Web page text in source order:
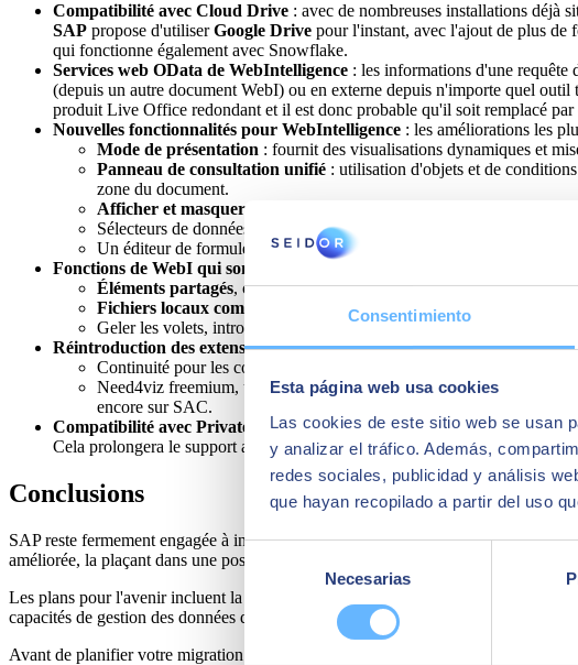
Consentimiento
Esta página web usa cookies
Las cookies de este sitio web se usan
y analizar el tráfico. Además,
redes sociales, publicidad y análisis
que hayan recopilado a partir del uso
Selección
consentimiento
Necesarias
Compatibilité avec Cloud Drive : avec de nombreuses installations déjà
SAP propose d'utiliserGoogle Drive pour l'instant, avec l'ajout de plus de
qui fonctionne également avec Snowflake.
Services web OData de WebIntelligence : les informations d'une requête
(depuis un autre document WebI) ou en externe depuis n'importe quel
produit Live Office redondant et il est donc probable qu'il soit remplacé par
Nouvelles fonctionnalités pour WebIntelligence : les améliorations les
Mode de présentation : fournit des visualisations dynamiques et
Panneau de consultation unifié : utilisation d'objets et de
zone du document.
Afficher et masquer les onglets
Sélecteurs de données améliorés et plus utilisables.
Un éditeur de formules amélioré avec plus d'espace et une meilleure
Fonctions de WebI qui sont de retour
Éléments partagés, c'est-à-dire des éléments WebI construits une
Fichiers locaux comme source
, en utilisant MS Excel ou des
Geler les volets, introduit pour la première fois dans la version 4.2.
Réintroduction des extensions WebI: avec une compatibilité
Continuité pour les compléments payants tels que les cartes
Need4viz freemium, un complément actuellement gratuit qui
encore sur SAC.
Compatibilité avec Private Cloud Edition (PCE), qui ouvre une
Cela prolongera le support au-delà de 2027, qui est pour l'instant indéfini.
Conclusions
SAP reste fermement engagée à investir dans la suite de BI locale et Web
améliorée, la plaçant dans une position solide par rapport à ses concurrents directs.
Les plans pour l'avenir incluent la poursuite de l'intégration de la plateforme
capacités de gestion des données dans WebI Intelligence et améliorant
Avant de planifier votre migration vers cette dernière version, vérifiez les